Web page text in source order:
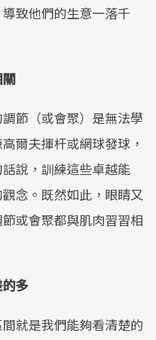
致他們的生意一落千
節（或會聚）是無法學
爾夫揮杆或網球發球，
說，訓練這些卓越能
念。既然如此，眼睛又
或會聚都與肌肉習習相
多
就是我們能夠看清楚的